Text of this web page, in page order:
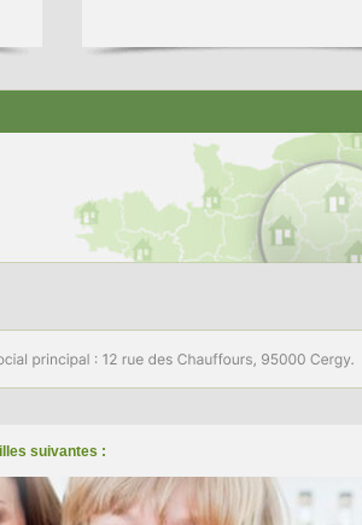
suivantes :